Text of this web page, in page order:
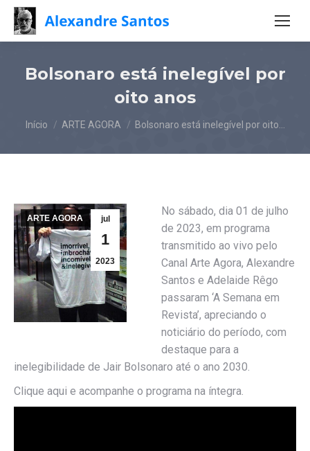
Bolsonaro está inelegível por
oito anos
Você está aqui:
Início ARTE AGORA Bolsonaro está inelegível por oito…
jul
1
2023
ARTE AGORA
No sábado, dia 01 de julho
de 2023, em programa
transmitido ao vivo pelo
Canal Arte Agora, Alexandre
Santos e Adelaide Rêgo
passaram ‘A Semana em
Revista’, apreciando o
noticiário do período, com
destaque para a
inelegibilidade de Jair Bolsonaro até o ano 2030.
Clique aqui e acompanhe o programa na íntegra.